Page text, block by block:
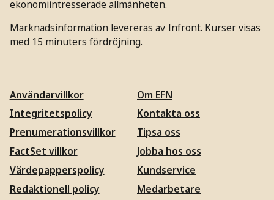
ekonomiintresserade allmänheten.
Marknadsinformation levereras av Infront. Kurser visas
med 15 minuters fördröjning.
Användarvillkor
Integritetspolicy
Prenumerationsvillkor
FactSet villkor
Värdepapperspolicy
Redaktionell policy
Om EFN
Kontakta oss
Tipsa oss
Jobba hos oss
Kundservice
Medarbetare